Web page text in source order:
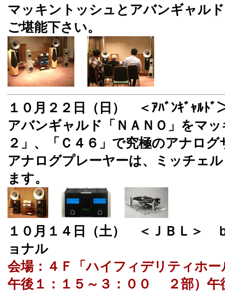
マッキントッシュとアバンギャル
ご堪能下さい。
１０月２２日（日） ＜ｱﾊﾞﾝｷﾞｬﾙﾄ
アバンギャルド「ＮＡＮＯ」をマ
２」、「Ｃ４６」で究極のアナロ
アナログプレーヤーは、ミッチェ
ます。
１０月１４日（土） ＜ＪＢＬ＞
ョナル
会場：４Ｆ「ハイフィデリティホ
午後１：１５～３：００ ２部）午